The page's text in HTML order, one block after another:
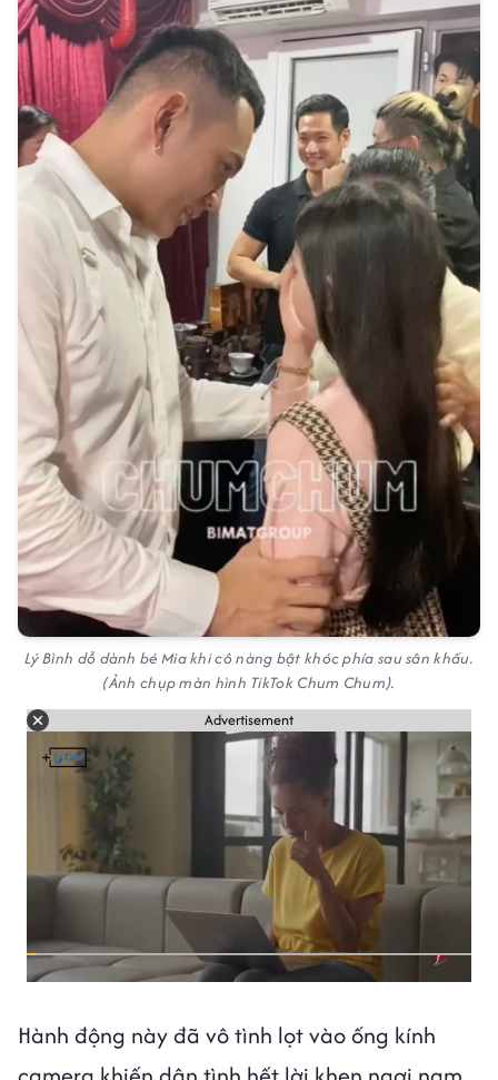
Lý Bình dỗ dành bé Mia khi cô nàng bật khóc phía sau sân khấu.
(Ảnh chụp màn hình TikTok Chum Chum).
Advertisement
Hành động này đã vô tình lọt vào ống kính